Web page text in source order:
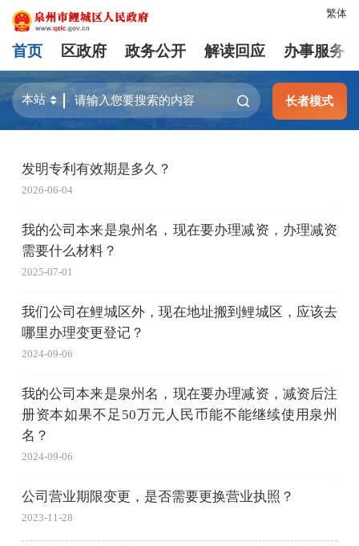
繁体
首页 区政府 政务公开 解读回应 办事服务
长者模式
发明专利有效期是多久？
2026-06-04
我的公司本来是泉州名，现在要办理减资，办理减资
需要什么材料？
2025-07-01
我们公司在鲤城区外，现在地址搬到鲤城区，应该去
哪里办理变更登记？
2024-09-06
我的公司本来是泉州名，现在要办理减资，减资后注
册资本如果不足50万元人民币能不能继续使用泉州
名？
2024-09-06
公司营业期限变更，是否需要更换营业执照？
2023-11-28